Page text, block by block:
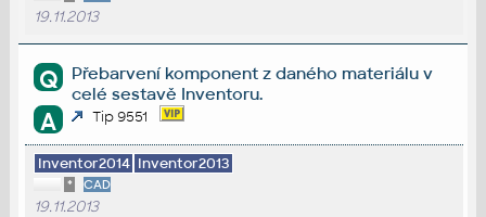
19.11.2013
Q
Přebarvení komponent z daného materiálu v
celé sestavě Inventoru.
A Tip 9551
Inventor2014 Inventor2013
* CAD
19.11.2013